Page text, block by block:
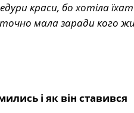
краси, бо хотіла
мала заради кого
і як він ставився